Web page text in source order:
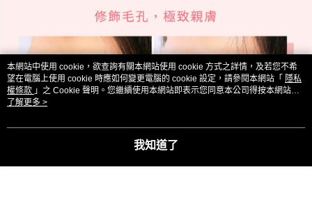
本網站中使用 cookie，欲查詢有關本網站使用 cookie 方式之詳情，及若您不希
望在電腦上使用 cookie 時應如何變更電腦的 cookie 設定，請參閱本網站「 隱私
權條款 」之 Cookie 聲明。您繼續使用本網站即表示您同意本公司得按本網站使
用條款之 Cookie 聲明使用 cookie。
了解更多 >
我知道了